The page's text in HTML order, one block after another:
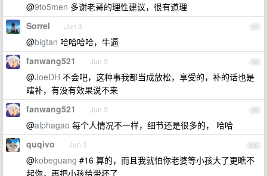
@9to5men 多谢老哥的理性建议，很有道理
97
Sorrel Jun 3
@bigtan 哈哈哈哈，牛逼
98
fanwang521 Jun 3
@JoeDH 不会吧，这种事我都当成放松，享受的，补的话也是
瞎补，有没有效果说不来
99
fanwang521 Jun 3
@alphagao 每个人情况不一样，细节还是很多的， 哈哈
100
quqivo Jun 3
@kobeguang #16 算的，而且我就怕你老婆等小孩大了更瞧不
起你，再把小孩给带坏了